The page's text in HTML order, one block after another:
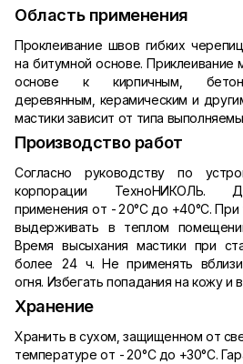
Область применения
Проклеивание швов гибких
на битумной основе. Приклеивание
основе к кирпичным,
деревянным, керамическим и
мастики зависит от типа
Производство работ
Согласно руководству по
корпорации ТехноНИКОЛЬ.
применения от -20°С до +40°С.
выдерживать в теплом
Время высыхания мастики при
более 24 ч. Не применять вблизи
огня. Избегать попадания на кожу и в
Хранение
Хранить в сухом, защищенном от
температуре от -20°С до +30°С.